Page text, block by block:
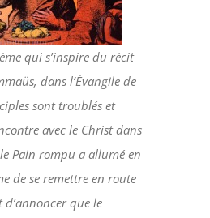
qui s’inspire du récit
dans l’Évangile de
sont troublés et
avec le Christ dans
Pain rompu a allumé en
de se remettre en route
d’annoncer que le